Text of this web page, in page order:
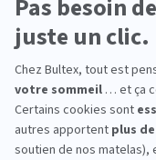
Nous